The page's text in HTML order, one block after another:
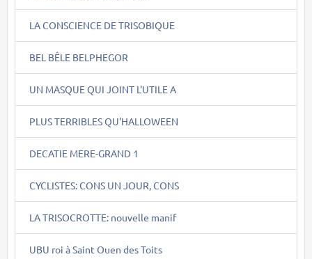
LA CONSCIENCE DE TRISOBIQUE
BEL BÊLE BELPHEGOR
UN MASQUE QUI JOINT L'UTILE A
PLUS TERRIBLES QU'HALLOWEEN
DECATIE MERE-GRAND 1
CYCLISTES: CONS UN JOUR, CONS
LA TRISOCROTTE: nouvelle manif
UBU roi à Saint Ouen des Toits